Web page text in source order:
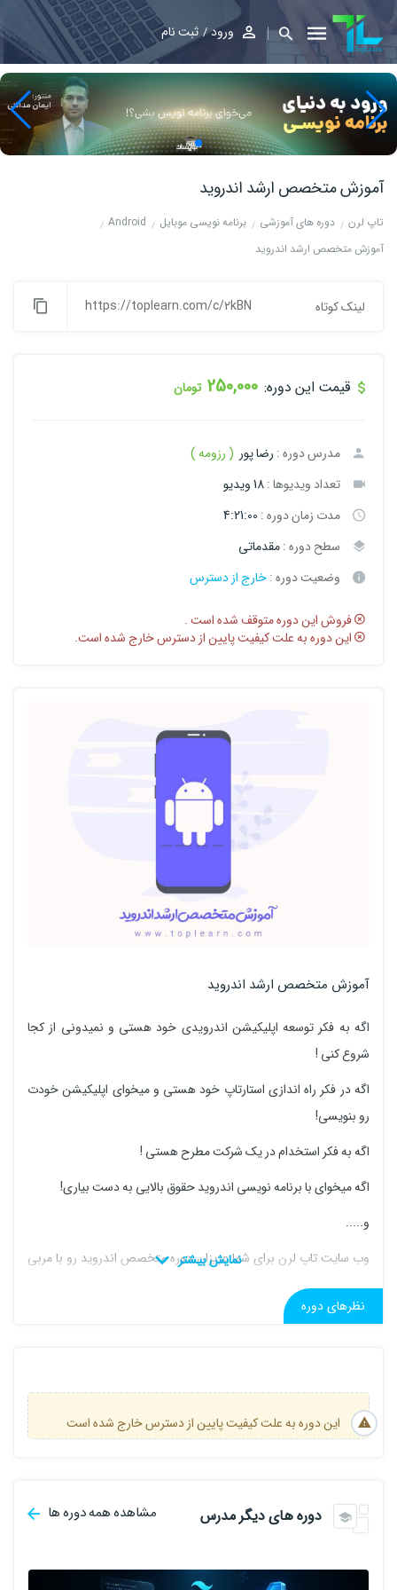
ورود ثبت نام
آموزش متخصص ارشد اندروید
تاپ لرن دوره های آموزشی برنامه نویسی موبایل
Android
آموزش متخصص ارشد اندروید
لینک کوتاه https://toplearn.com/c/2kBN
قیمت این دوره: 250,000 تومان
مدرس دوره : رضا پور ( رزومه )
تعداد ویدیوها :18 ویدیو
مدت زمان دوره : 4:21:00
سطح دوره :مقدماتی
وضعیت دوره :خارج از دسترس
فروش این دوره متوقف شده است .
این دوره به علت کیفیت پایین از دسترس خارج شده است.
آموزش متخصص ارشد اندروید
اگه به فکر توسعه اپلیکیشن اندرویدی خود هستی و نمیدونی از کجا
شروع کنی !
اگه در فکر راه اندازی استارتاپ خود هستی و میخوای اپلیکیشن خودت
رو بنویسی!
اگه به فکر استخدام در یک شرکت مطرح هستی !
اگه میخوای با برنامه نویسی اندروید حقوق بالایی به دست بیاری!
و.....
وب سایت تاپ لرن برای شما عزیزان دوره متخصص اندروید رو با مربی
گری استاد رضا پور در نظر گرفته و
به جرات میتوانیم بگوییم سرفصل ارایه شده کامل ترین سرفصل در بین
حوزه یک متخصص بشی ما بهت این دوره رو پیشنهاد میکنیم.
پیش نیاز: این دوره آموزشی هیچگونه پیش نیازی ندارد .
سازی کنید.
نظرهای دوره
این دوره به علت کیفیت پایین از دسترس خارج شده است
دوره های دیگر مدرس مشاهده همه دوره ها